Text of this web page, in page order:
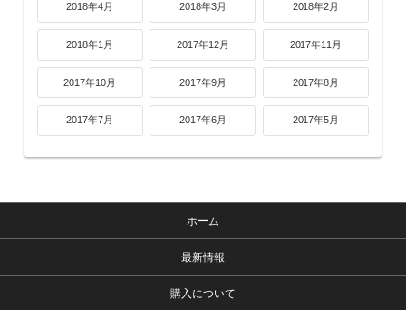
2018年4月 2018年3月 2018年2月
2018年1月 2017年12月 2017年11月
2017年10月 2017年9月 2017年8月
2017年7月 2017年6月 2017年5月
ホーム
最新情報
購入について